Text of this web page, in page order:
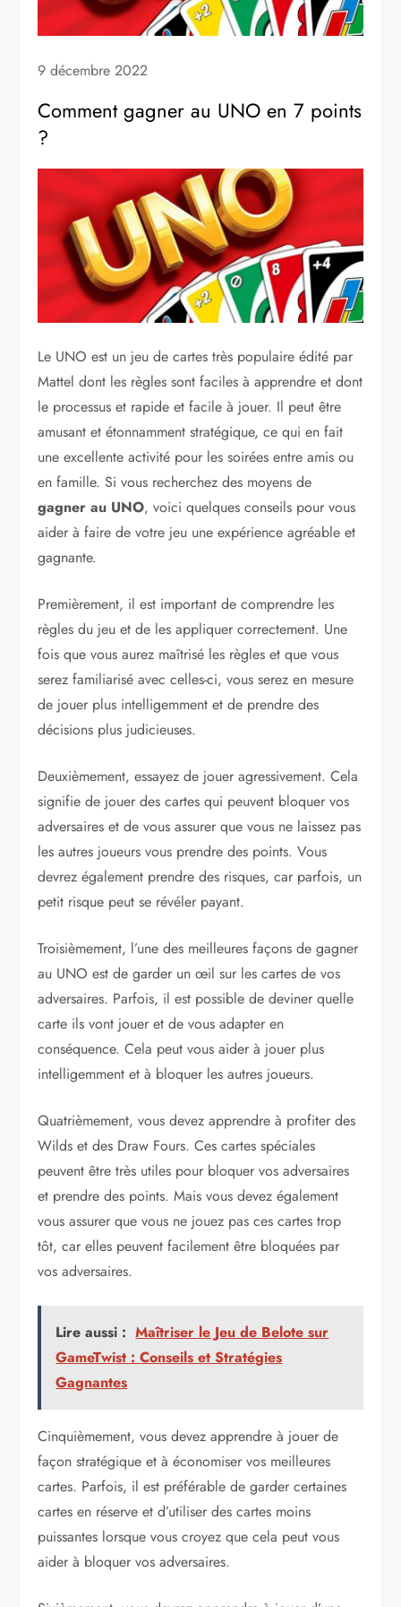
9 décembre 2022
Comment gagner au UNO en 7 points
?
Le UNO est un jeu de cartes très populaire édité par
Mattel dont les règles sont faciles à apprendre et dont
le processus et rapide et facile à jouer. Il peut être
amusant et étonnamment stratégique, ce qui en fait
une excellente activité pour les soirées entre amis ou
en famille. Si vous recherchez des moyens de
gagner au UNO, voici quelques conseils pour vous
aider à faire de votre jeu une expérience agréable et
gagnante.
Premièrement, il est important de comprendre les
règles du jeu et de les appliquer correctement. Une
fois que vous aurez maîtrisé les règles et que vous
serez familiarisé avec celles-ci, vous serez en mesure
de jouer plus intelligemment et de prendre des
décisions plus judicieuses.
Deuxièmement, essayez de jouer agressivement. Cela
signifie de jouer des cartes qui peuvent bloquer vos
adversaires et de vous assurer que vous ne laissez pas
les autres joueurs vous prendre des points. Vous
devrez également prendre des risques, car parfois, un
petit risque peut se révéler payant.
Troisièmement, l’une des meilleures façons de gagner
au UNO est de garder un œil sur les cartes de vos
adversaires. Parfois, il est possible de deviner quelle
carte ils vont jouer et de vous adapter en
conséquence. Cela peut vous aider à jouer plus
intelligemment et à bloquer les autres joueurs.
Quatrièmement, vous devez apprendre à profiter des
Wilds et des Draw Fours. Ces cartes spéciales
peuvent être très utiles pour bloquer vos adversaires
et prendre des points. Mais vous devez également
vous assurer que vous ne jouez pas ces cartes trop
tôt, car elles peuvent facilement être bloquées par
vos adversaires.
Lire aussi : Maîtriser le Jeu de Belote sur
GameTwist : Conseils et Stratégies
Gagnantes
Cinquièmement, vous devez apprendre à jouer de
façon stratégique et à économiser vos meilleures
cartes. Parfois, il est préférable de garder certaines
cartes en réserve et d’utiliser des cartes moins
puissantes lorsque vous croyez que cela peut vous
aider à bloquer vos adversaires.